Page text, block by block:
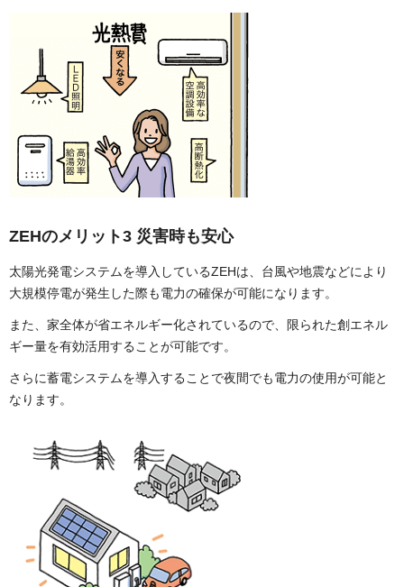
ZEHのメリット3 災害時も安心
太陽光発電システムを導入しているZEHは、台風や地震などにより
大規模停電が発生した際も電力の確保が可能になります。
また、家全体が省エネルギー化されているので、限られた創エネル
ギー量を有効活用することが可能です。
さらに蓄電システムを導入することで夜間でも電力の使用が可能と
なります。